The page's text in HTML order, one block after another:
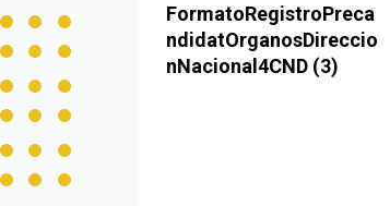
FormatoRegistroPreca
ndidatOrganosDireccio
nNacional4CND (3)